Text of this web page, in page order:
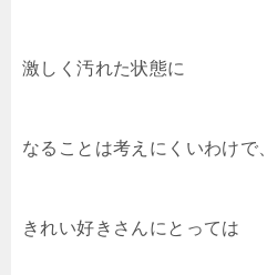
激しく汚れた状態に
なることは考えにくいわけで、
きれい好きさんにとっては